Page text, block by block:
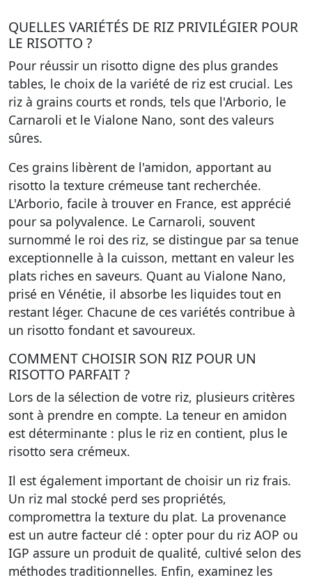
QUELLES VARIÉTÉS DE RIZ PRIVILÉGIER POUR
LE RISOTTO ?
Pour réussir un risotto digne des plus grandes
tables, le choix de la variété de riz est crucial. Les
riz à grains courts et ronds, tels que l'Arborio, le
Carnaroli et le Vialone Nano, sont des valeurs
sûres.
Ces grains libèrent de l'amidon, apportant au
risotto la texture crémeuse tant recherchée.
L'Arborio, facile à trouver en France, est apprécié
pour sa polyvalence. Le Carnaroli, souvent
surnommé le roi des riz, se distingue par sa tenue
exceptionnelle à la cuisson, mettant en valeur les
plats riches en saveurs. Quant au Vialone Nano,
prisé en Vénétie, il absorbe les liquides tout en
restant léger. Chacune de ces variétés contribue à
un risotto fondant et savoureux.
COMMENT CHOISIR SON RIZ POUR UN
RISOTTO PARFAIT ?
Lors de la sélection de votre riz, plusieurs critères
sont à prendre en compte. La teneur en amidon
est déterminante : plus le riz en contient, plus le
risotto sera crémeux.
Il est également important de choisir un riz frais.
Un riz mal stocké perd ses propriétés,
compromettra la texture du plat. La provenance
est un autre facteur clé : opter pour du riz AOP ou
IGP assure un produit de qualité, cultivé selon des
méthodes traditionnelles. Enfin, examinez les